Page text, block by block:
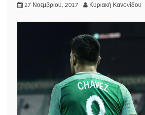
27 Νοεμβρίου, 2017 Κυριακή Κανονίδου